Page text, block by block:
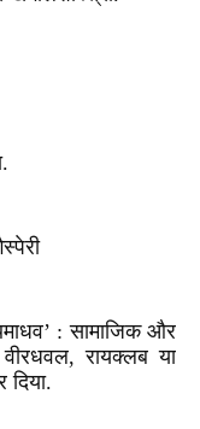
: सामाजिक और
रायक्लब या